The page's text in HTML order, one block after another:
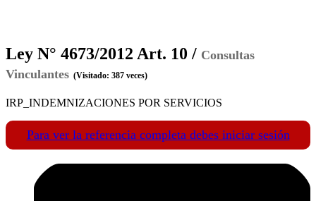
Ley N° 4673/2012 Art. 10 / Consultas
Vinculantes (Visitado: 387 veces)
IRP_INDEMNIZACIONES POR SERVICIOS
Para ver la referencia completa debes iniciar sesión